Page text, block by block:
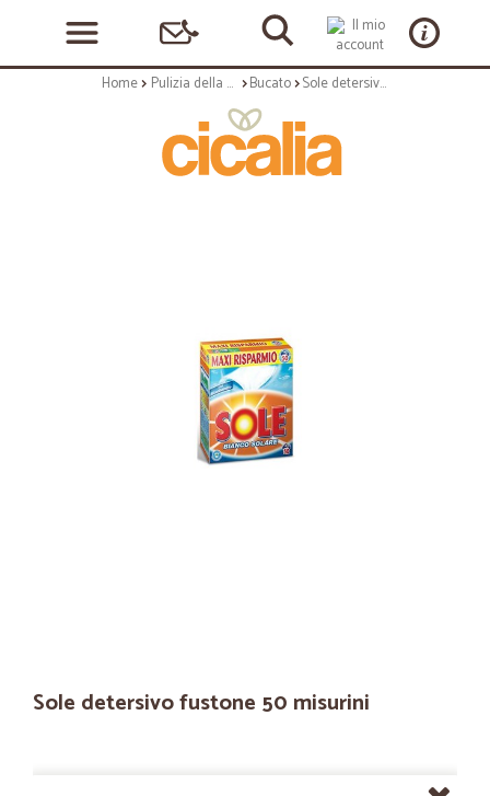
Home Pulizia della casa Bucato Sole detersivo fustone 50 misurini
Sole detersivo fustone 50 misurini